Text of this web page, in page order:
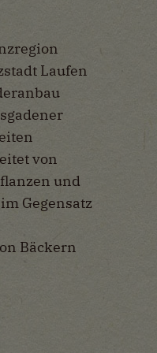
Laufen
von
und
Gegensatz
Bäckern